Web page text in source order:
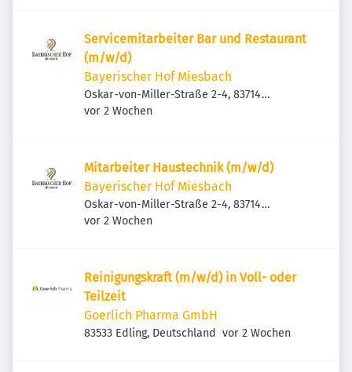
Servicemitarbeiter Bar und Restaurant
(m/w/d)
Bayerischer Hof Miesbach
Oskar-von-Miller-Straße 2-4, 83714
Miesbach, Deutschland
Veröffentlicht
vor 2 Wochen
Mitarbeiter Haustechnik (m/w/d)
Bayerischer Hof Miesbach
Oskar-von-Miller-Straße 2-4, 83714
Miesbach, Deutschland
Veröffentlicht
vor 2 Wochen
Reinigungskraft (m/w/d) in Voll- oder
Teilzeit
Goerlich Pharma GmbH
83533 Edling, Deutschland Veröffentlicht
vor 2 Wochen